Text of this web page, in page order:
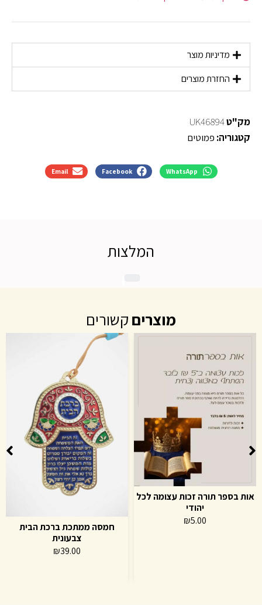
מדיניות מוצר
החזרת מוצרים
מק"טUK46894
קטגוריה: פמוטים
WhatsApp
Facebook
Email
המלצות
מוצריםקשורים
אות בספר תורה זכות עצומה לכל
יהודי
₪5.00
חמסה ממתכת ברכת הבית
צבעונית
₪39.00